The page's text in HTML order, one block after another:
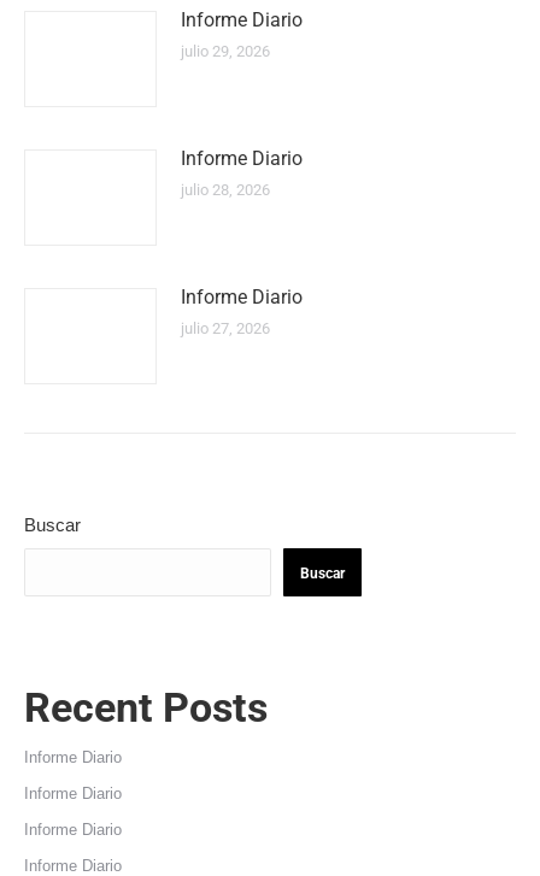
Informe Diario
julio 29, 2026
Informe Diario
julio 28, 2026
Informe Diario
julio 27, 2026
Buscar
Buscar
Recent Posts
Informe Diario
Informe Diario
Informe Diario
Informe Diario